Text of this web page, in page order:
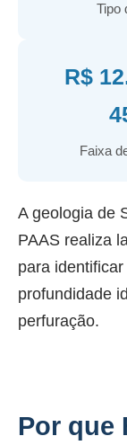
Tipo
R$
Faixa
A geologia de
PAAS realiza
para
profundidade
perfuração.
Por que